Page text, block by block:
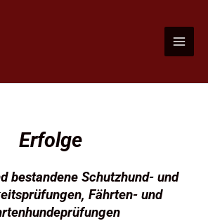
Erfolge
bestandene Schutzhund- und
Fährten- und